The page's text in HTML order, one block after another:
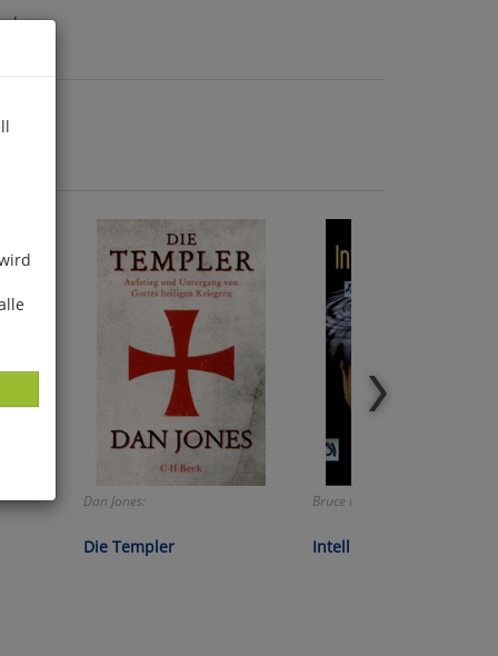
Dan Jones:
Die Templer
Bruce H. Lipton:
Intelligente Zellen